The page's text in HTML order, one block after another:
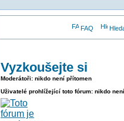
FAQ
Vyzkoušejte si
Moderátoři: nikdo není přítomen
Uživatelé prohlížející toto fórum: nikdo